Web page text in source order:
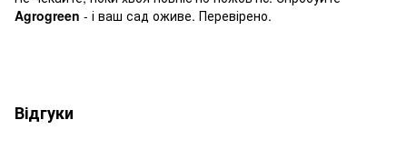
Agrogreen - і ваш сад оживе. Перевірено.
Відгуки